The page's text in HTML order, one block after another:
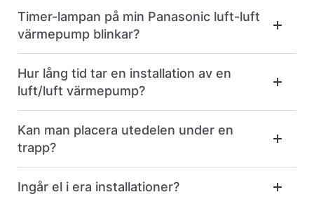
Timer-lampan på min Panasonic luft-luft
värmepump blinkar?
Hur lång tid tar en installation av en
luft/luft värmepump?
Kan man placera utedelen under en
trapp?
Ingår el i era installationer?